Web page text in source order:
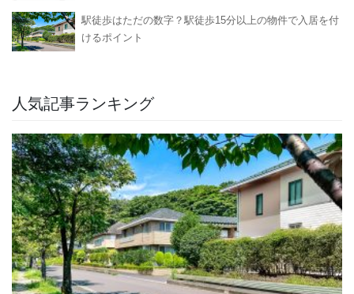
駅徒歩はただの数字？駅徒歩15分以上の物件で入居を付
けるポイント
人気記事ランキング